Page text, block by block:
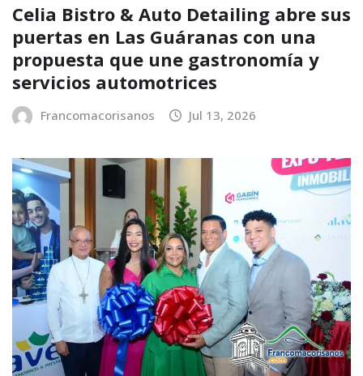
Celia Bistro & Auto Detailing abre sus
puertas en Las Guáranas con una
propuesta que une gastronomía y
servicios automotrices
Francomacorisanos Jul 13, 2026